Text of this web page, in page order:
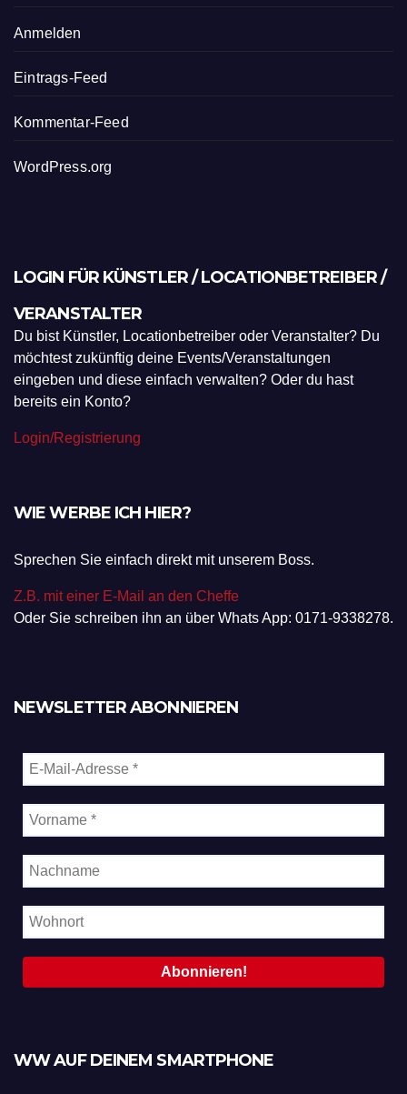
Anmelden
Eintrags-Feed
Kommentar-Feed
WordPress.org
LOGIN FÜR KÜNSTLER / LOCATIONBETREIBER /
VERANSTALTER
Du bist Künstler, Locationbetreiber oder Veranstalter? Du
möchtest zukünftig deine Events/Veranstaltungen
eingeben und diese einfach verwalten? Oder du hast
bereits ein Konto?
Login/Registrierung
WIE WERBE ICH HIER?
Sprechen Sie einfach direkt mit unserem Boss.
Z.B. mit einer E-Mail an den Cheffe
Oder Sie schreiben ihn an über Whats App: 0171-9338278.
NEWSLETTER ABONNIEREN
WW AUF DEINEM SMARTPHONE